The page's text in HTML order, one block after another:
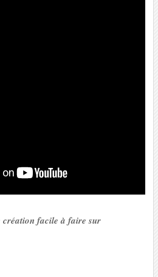
création facile à faire sur